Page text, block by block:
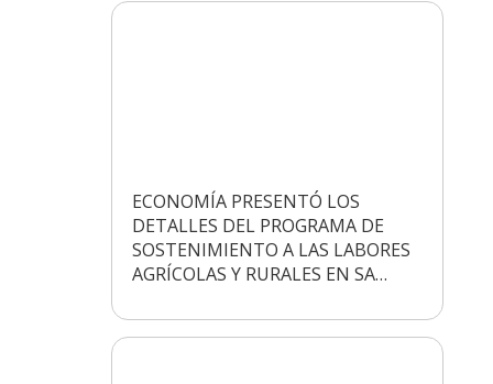
ECONOMÍA PRESENTÓ LOS
DETALLES DEL PROGRAMA DE
SOSTENIMIENTO A LAS LABORES
AGRÍCOLAS Y RURALES EN SA…